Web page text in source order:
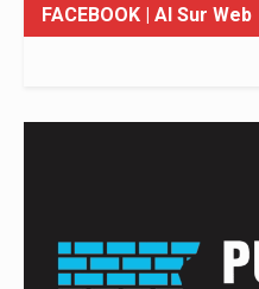
FACEBOOK | Al Sur Web